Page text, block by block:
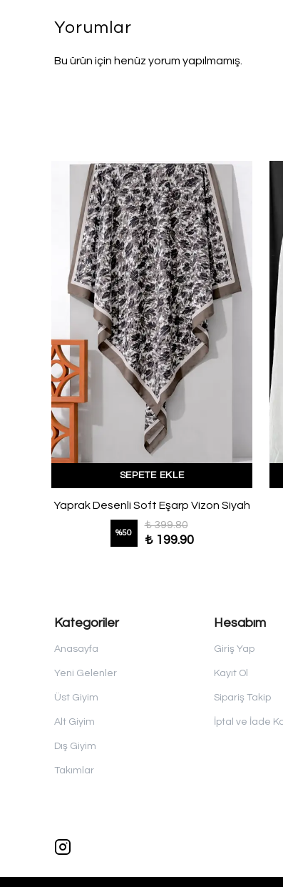
Yorumlar
Bu ürün için henüz yorum yapılmamış.
SEPETE EKLE
Yaprak Desenli Soft Eşarp Vizon Siyah
%50
₺ 399.80
₺ 199.90
Kategoriler
Anasayfa
Yeni Gelenler
Üst Giyim
Alt Giyim
Dış Giyim
Takımlar
Hesabım
Giriş Yap
Kayıt Ol
Sipariş Takip
İptal ve İade